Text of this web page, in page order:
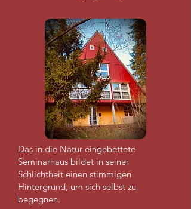
Das in die Natur eingebettete
Seminarhaus bildet in seiner
Schlichtheit einen stimmigen
Hintergrund, um sich selbst zu
begegnen.